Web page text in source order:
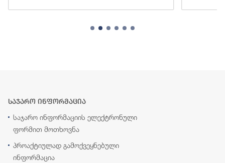
საჯარო ინფორმაცია
საჯარო ინფორმაციის ელექტრონული
ფორმით მოთხოვნა
პროაქტიულად გამოქვეყნებული
ინფორმაცია